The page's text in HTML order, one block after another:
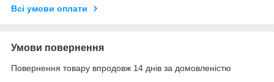
Всі умови оплати
Умови повернення
Повернення товару впродовж 14 днів за домовленістю